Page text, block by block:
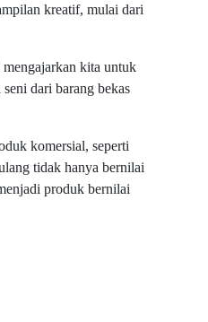
kreatif, mulai dari
mengajarkan kita untuk
dari barang bekas
komersial, seperti
tidak hanya bernilai
produk bernilai